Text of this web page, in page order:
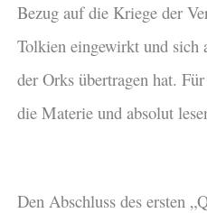
Bezug auf die Kriege der
Tolkien eingewirkt und sich
der Orks übertragen hat.
die Materie und absolut
Den Abschluss des ersten